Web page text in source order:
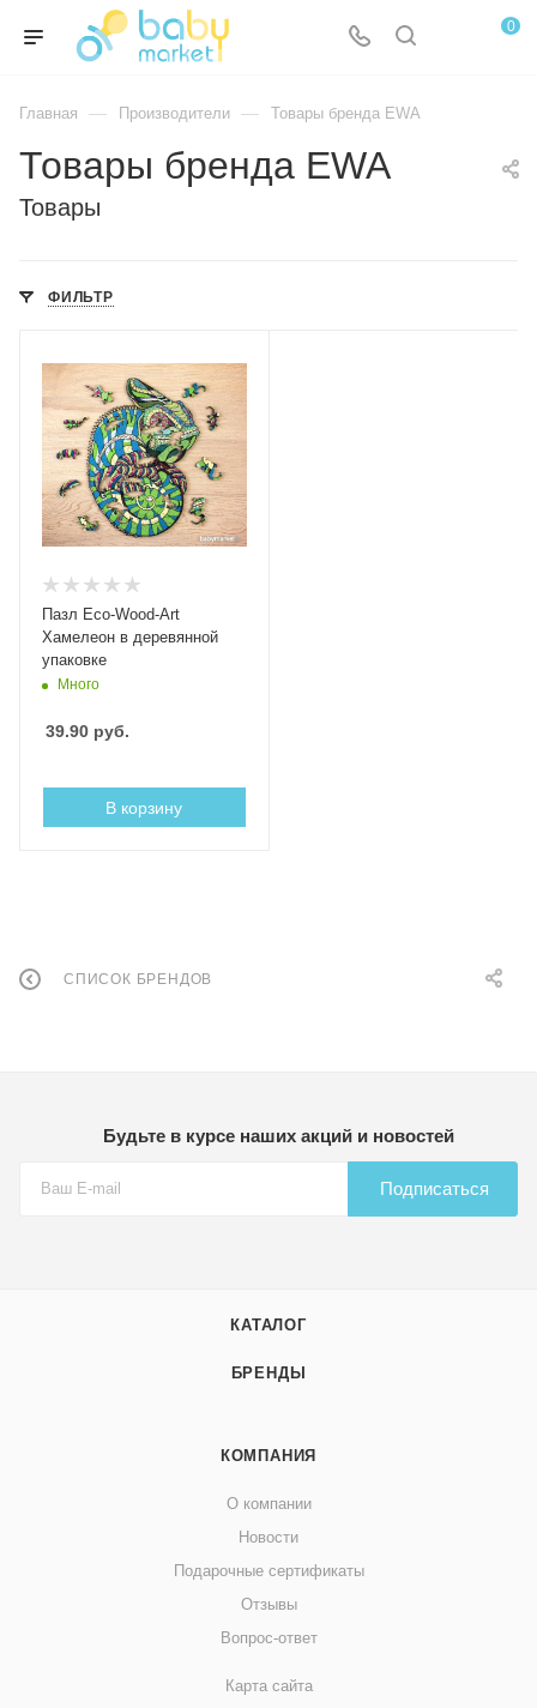
0
Главная — Производители — Товары бренда EWA
Товары бренда EWA
Товары
ФИЛЬТР
Пазл Eco-Wood-Art
Хамелеон в деревянной
упаковке
Много
39.90 руб.
В корзину
СПИСОК БРЕНДОВ
Будьте в курсе наших акций и новостей
Подписаться
КАТАЛОГ
БРЕНДЫ
КОМПАНИЯ
О компании
Новости
Подарочные сертификаты
Отзывы
Вопрос-ответ
Карта сайта